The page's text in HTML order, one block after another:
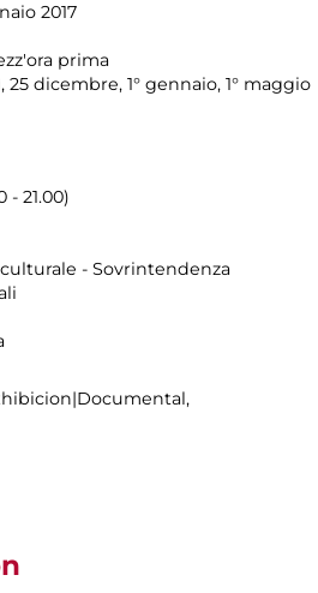
2017
prima
dicembre, 1° gennaio, 1° maggio
21.00)
- Sovrintendenza